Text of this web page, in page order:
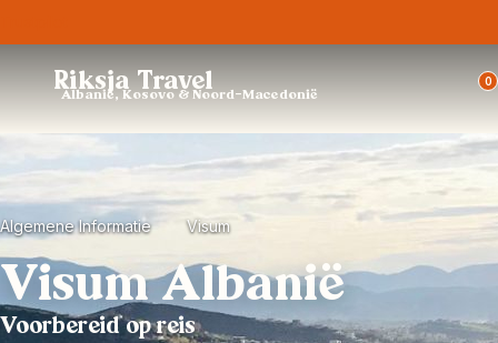
Riksja Travel
Albanië, Kosovo & Noord-Macedonië
0
Algemene Informatie Visum
Visum Albanië
Voorbereid op reis